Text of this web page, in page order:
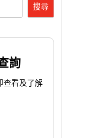
搜尋
詢
查看及了解